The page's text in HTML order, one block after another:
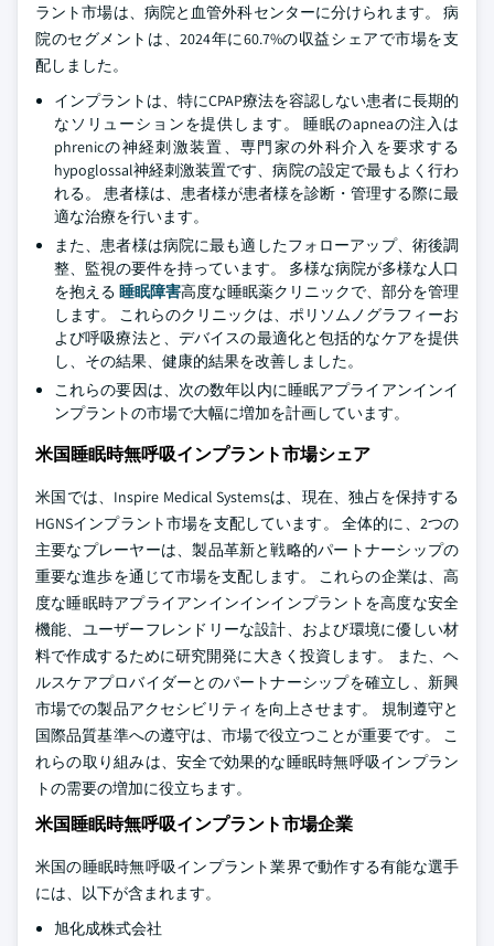
ラント市場は、病院と血管外科センターに分けられます。 病
院のセグメントは、2024年に60.7%の収益シェアで市場を支
配しました。
インプラントは、特にCPAP療法を容認しない患者に長期的
なソリューションを提供します。 睡眠のapneaの注入は
phrenicの神経刺激装置、専門家の外科介入を要求する
hypoglossal神経刺激装置です、病院の設定で最もよく行わ
れる。 患者様は、患者様が患者様を診断・管理する際に最
適な治療を行います。
また、患者様は病院に最も適したフォローアップ、術後調
整、監視の要件を持っています。 多様な病院が多様な人口
を抱える 睡眠障害高度な睡眠薬クリニックで、部分を管理
します。 これらのクリニックは、ポリソムノグラフィーお
よび呼吸療法と、デバイスの最適化と包括的なケアを提供
し、その結果、健康的結果を改善しました。
これらの要因は、次の数年以内に睡眠アプライアンインイ
ンプラントの市場で大幅に増加を計画しています。
米国睡眠時無呼吸インプラント市場シェア
米国では、Inspire Medical Systemsは、現在、独占を保持する
HGNSインプラント市場を支配しています。 全体的に、2つの
主要なプレーヤーは、製品革新と戦略的パートナーシップの
重要な進歩を通じて市場を支配します。 これらの企業は、高
度な睡眠時アプライアンインインインプラントを高度な安全
機能、ユーザーフレンドリーな設計、および環境に優しい材
料で作成するために研究開発に大きく投資します。 また、ヘ
ルスケアプロバイダーとのパートナーシップを確立し、新興
市場での製品アクセシビリティを向上させます。 規制遵守と
国際品質基準への遵守は、市場で役立つことが重要です。 こ
れらの取り組みは、安全で効果的な睡眠時無呼吸インプラン
トの需要の増加に役立ちます。
米国睡眠時無呼吸インプラント市場企業
米国の睡眠時無呼吸インプラント業界で動作する有能な選手
には、以下が含まれます。
旭化成株式会社